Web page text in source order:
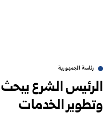
رئاسة الجمهورية
الرئيس الشرع يبحث
وتطوير الخدمات